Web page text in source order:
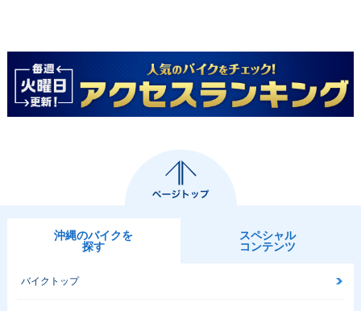
沖縄のバイクを
探す
スペシャル
コンテンツ
バイクトップ